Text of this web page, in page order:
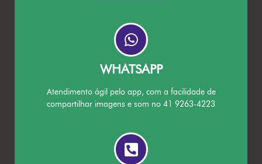
WHATSAPP
Atendimento ágil pelo app, com a facilidade de
compartilhar imagens e som no 41 9263-4223